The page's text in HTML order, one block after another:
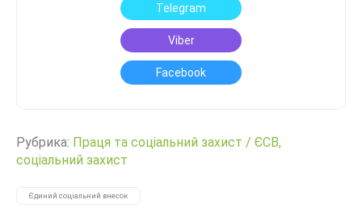
Telegram
Viber
Facebook
Рубрика: Праця та соціальний захист / ЄСВ,
соціальний захист
Єдиний соціальний внесок